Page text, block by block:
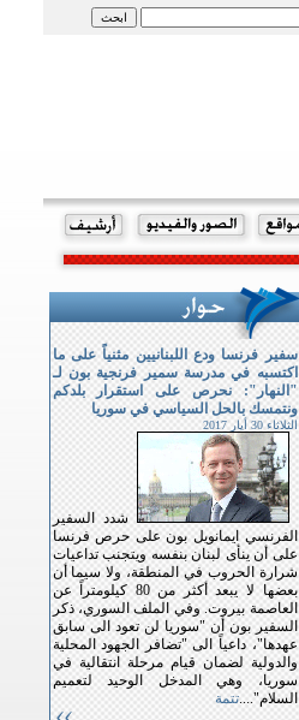
سفير فرنسا ودع اللبنانيين مثنياً على ما
اكتسبه في مدرسة سمير فرنجية بون لـ
"النهار": نحرص على استقرار بلدكم
ونتمسك بالحل السياسي في سوريا
الثلاثاء 30 أيار 2017
شدد السفير
الفرنسي ايمانويل بون على حرص فرنسا
على أن ينأى لبنان بنفسه ويتجنب تداعيات
شرارة الحروب في المنطقة، ولا سيما أن
بعضها لا يبعد أكثر من 80 كيلومتراً عن
العاصمة بيروت. وفي الملف السوري، ذكر
السفير بون أن "سوريا لن تعود الى سابق
عهدها"، داعياً الى "تضافر الجهود المحلية
والدولية لضمان قيام مرحلة انتقالية في
سوريا، وهي المدخل الوحيد لتعميم
السلام"....تتمة